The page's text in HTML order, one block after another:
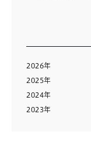
2026年
7月（10）
6月（11）
5月（11）
2025年
12月（13）
11月（12）
2024年
12月（13）
2023年